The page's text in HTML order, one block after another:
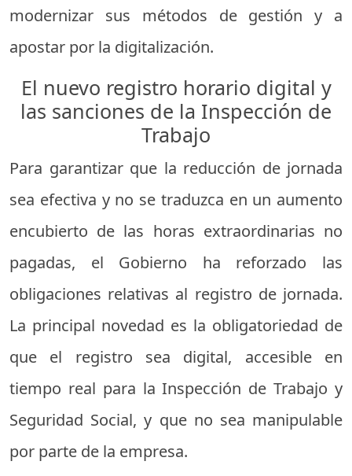
modernizar sus métodos de gestión y a
apostar por la digitalización.
El nuevo registro horario digital y
las sanciones de la Inspección de
Trabajo
Para garantizar que la reducción de jornada
sea efectiva y no se traduzca en un aumento
encubierto de las horas extraordinarias no
pagadas, el Gobierno ha reforzado las
obligaciones relativas al registro de jornada.
La principal novedad es la obligatoriedad de
que el registro sea digital, accesible en
tiempo real para la Inspección de Trabajo y
Seguridad Social, y que no sea manipulable
por parte de la empresa.